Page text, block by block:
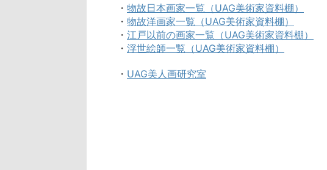
・ 物故日本画家一覧（UAG美術家資料棚）
・ 物故洋画家一覧（UAG美術家資料棚）
・ 江戸以前の画家一覧（UAG美術家資料棚）
・ 浮世絵師一覧（UAG美術家資料棚）
・ UAG美人画研究室